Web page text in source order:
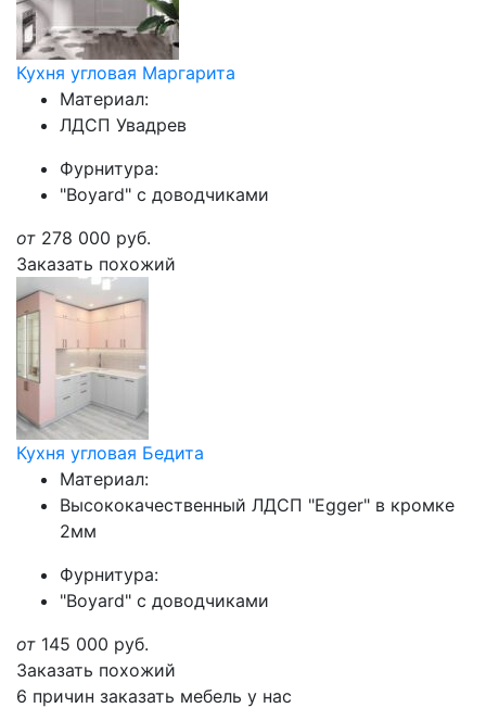
Кухня угловая Маргарита
Материал:
ЛДСП Увадрев
Фурнитура:
"Boyard" с доводчиками
от 278 000 руб.
Заказать похожий
Кухня угловая Бедита
Материал:
Высококачественный ЛДСП "Egger" в кромке
2мм
Фурнитура:
"Boyard" с доводчиками
от 145 000 руб.
Заказать похожий
6 причин заказать мебель у нас